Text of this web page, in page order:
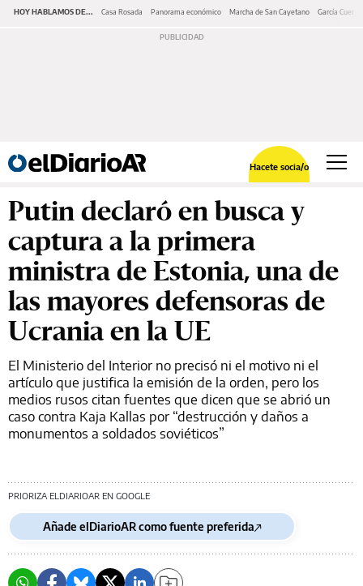
HOY HABLAMOS DE... Casa Rosada Panorama económico Marcha de San Cayetano García Cuerva
Hacete socia/o
Putin declaró en busca y
captura a la primera
ministra de Estonia, una de
las mayores defensoras de
Ucrania en la UE
El Ministerio del Interior no precisó ni el motivo ni el
artículo que justifica la emisión de la orden, pero los
medios rusos citan fuentes que dicen que se abrió un
caso contra Kaja Kallas por “destrucción y daños a
monumentos a soldados soviéticos”
PRIORIZA ELDIARIOAR EN GOOGLE
Añade elDiarioAR como fuente preferida